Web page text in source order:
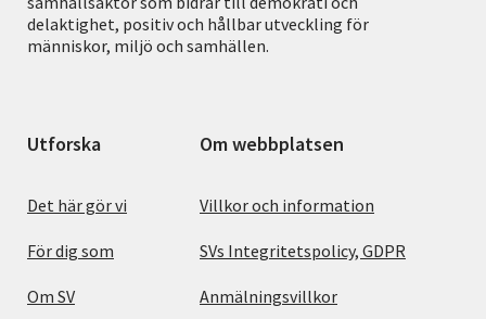
delaktighet, positiv och hållbar utveckling för
människor, miljö och samhällen.
Utforska
Det här gör vi
För dig som
Om SV
Om webbplatsen
Villkor och information
SVs Integritetspolicy, GDPR
Anmälningsvillkor